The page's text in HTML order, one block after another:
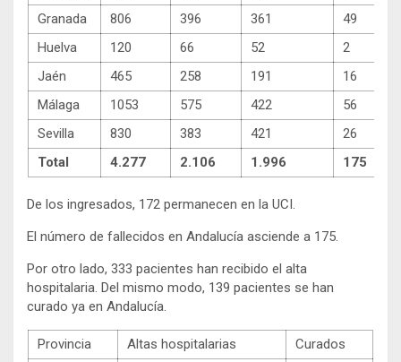
Granada
806 396 361
49
Huelva
120 66 52
2
Jaén
465 258 191
16
Málaga
1053 575 422
56
Sevilla
830 383 421
26
Total
4.277 2.106 1.996 175
De los ingresados, 172 permanecen en la UCI.
El número de fallecidos en Andalucía asciende a 175.
Por otro lado, 333 pacientes han recibido el alta
hospitalaria. Del mismo modo, 139 pacientes se han
curado ya en Andalucía.
Provincia Altas hospitalarias
Curados